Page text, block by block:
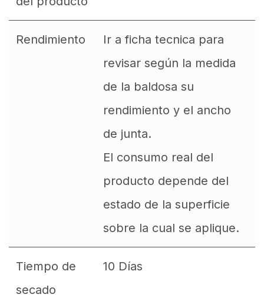
Rendimiento
Ir a ficha tecnica para
revisar según la medida
de la baldosa su
rendimiento y el ancho
de junta.
El consumo real del
producto depende del
estado de la superficie
sobre la cual se aplique.
Tiempo de
secado
10 Días